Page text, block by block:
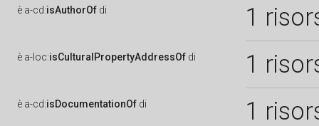
è a-cd:isAuthorOf di 1
è a-loc:isCulturalPropertyAddressOf di 1
è a-cd:isDocumentationOf di 1